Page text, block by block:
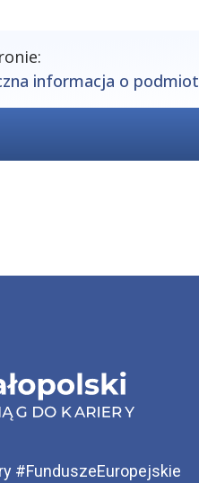
informacja o
#FunduszeEuropejskie